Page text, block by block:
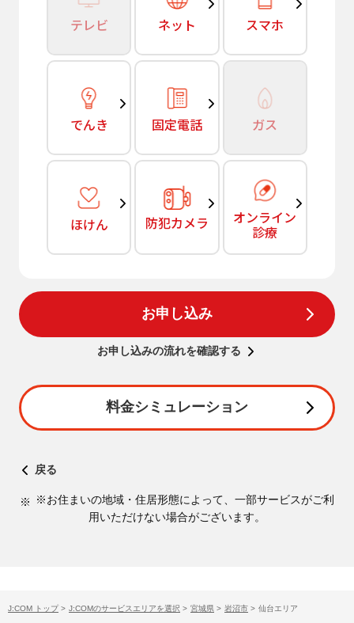
テレビ ネット スマホ
でんき 固定電話 ガス
ほけん 防犯カメラ オンライン
診療
お申し込み
お申し込みの流れを確認する
料金シミュレーション
戻る
※お住まいの地域・住居形態によって、一部サービスがご利
用いただけない場合がございます。
J:COM トップ > J:COMのサービスエリアを選択 > 宮城県 > 岩沼市 > 仙台エリア